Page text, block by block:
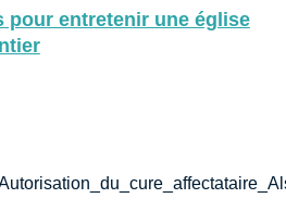
pour entretenir une église